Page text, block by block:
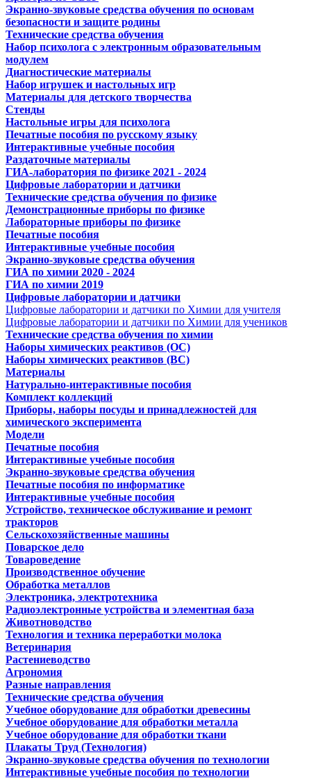
Экранно-звуковые средства обучения по основам
безопасности и защите родины
Технические средства обучения
Набор психолога с электронным образовательным
модулем
Диагностические материалы
Набор игрушек и настольных игр
Материалы для детского творчества
Стенды
Настольные игры для психолога
Печатные пособия по русскому языку
Интерактивные учебные пособия
Раздаточные материалы
ГИА-лаборатория по физике 2021 - 2024
Цифровые лаборатории и датчики
Технические средства обучения по физике
Демонстрационные приборы по физике
Лабораторные приборы по физике
Печатные пособия
Интерактивные учебные пособия
Экранно-звуковые средства обучения
ГИА по химии 2020 - 2024
ГИА по химии 2019
Цифровые лаборатории и датчики
Цифровые лаборатории и датчики по Химии для учителя
Цифровые лаборатории и датчики по Химии для учеников
Технические средства обучения по химии
Наборы химических реактивов (ОС)
Наборы химических реактивов (ВС)
Материалы
Натурально-интерактивные пособия
Комплект коллекций
Приборы, наборы посуды и принадлежностей для
химического эксперимента
Модели
Печатные пособия
Интерактивные учебные пособия
Экранно-звуковые средства обучения
Печатные пособия по информатике
Интерактивные учебные пособия
Устройство, техническое обслуживание и ремонт
тракторов
Сельскохозяйственные машины
Поварское дело
Товароведение
Производственное обучение
Обработка металлов
Электроника, электротехника
Радиоэлектронные устройства и элементная база
Животноводство
Технология и техника переработки молока
Ветеринария
Растениеводство
Агрономия
Разные направления
Технические средства обучения
Учебное оборудование для обработки древесины
Учебное оборудование для обработки металла
Учебное оборудование для обработки ткани
Плакаты Труд (Технология)
Экранно-звуковые средства обучения по технологии
Интерактивные учебные пособия по технологии